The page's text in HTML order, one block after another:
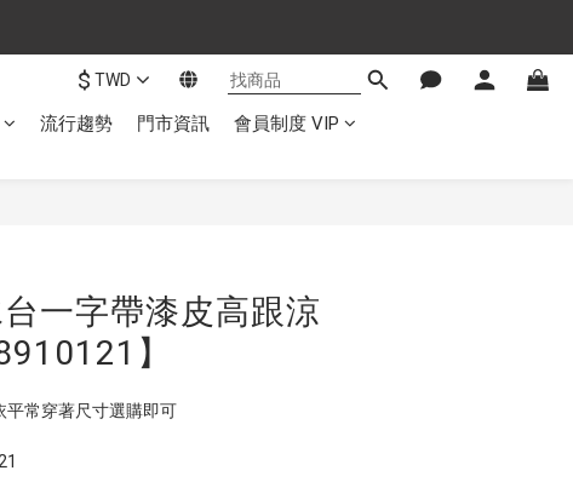
$ TWD
流行趨勢 門市資訊 會員制度 VIP
一字帶漆皮高跟涼
】
平常穿著尺寸選購即可